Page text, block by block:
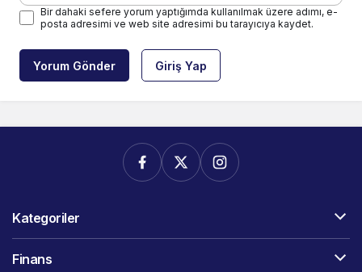
Bir dahaki sefere yorum yaptığımda kullanılmak üzere adımı, e-
posta adresimi ve web site adresimi bu tarayıcıya kaydet.
Yorum Gönder Giriş Yap
Kategoriler
Finans